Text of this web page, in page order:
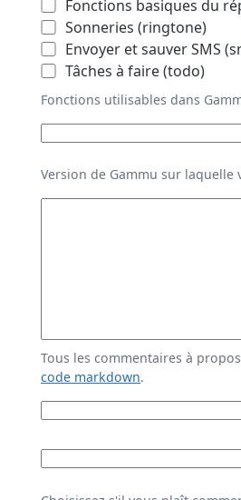
Fonctions basiques du
Sonneries (ringtone)
Envoyer et sauver SMS
Tâches à faire (todo)
Fonctions utilisables dans
Version de Gammu sur laquelle
Tous les commentaires à
code markdown.